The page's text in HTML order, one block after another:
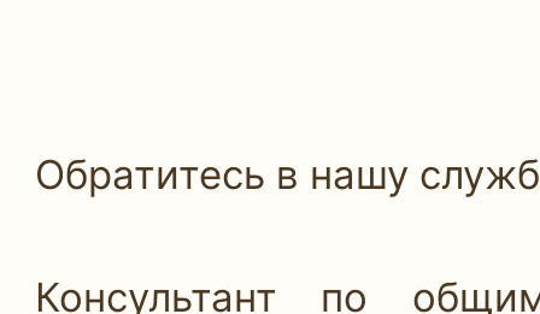
Обратитесь в нашу
Консультант по